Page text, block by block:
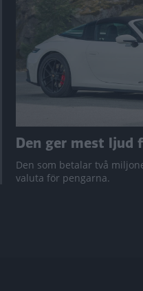
Den ger mest ljud
Den som betalar två
valuta för pengarna.